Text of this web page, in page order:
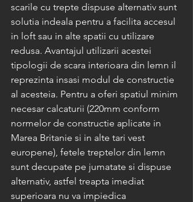
scarile cu trepte dispuse alternativ sunt
solutia indeala pentru a facilita accesul
in loft sau in alte spatii cu utilizare
redusa. Avantajul utilizarii acestei
tipologii de scara interioara din lemn il
reprezinta insasi modul de constructie
al acesteia. Pentru a oferi spatiul minim
necesar calcaturii (220mm conform
normelor de constructie aplicate in
Marea Britanie si in alte tari vest
europene), fetele treptelor din lemn
sunt decupate pe jumatate si dispuse
alternativ, astfel treapta imediat
superioara nu va impiedica